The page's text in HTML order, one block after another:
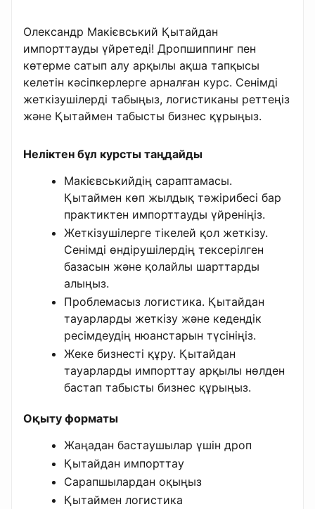
Олександр Макієвський Қытайдан
импорттауды үйретеді! Дропшиппинг пен
көтерме сатып алу арқылы ақша тапқысы
келетін кәсіпкерлерге арналған курс. Сенімді
жеткізушілерді табыңыз, логистиканы реттеңіз
және Қытаймен табысты бизнес құрыңыз.
Неліктен бұл курсты таңдайды
Макієвськийдің сараптамасы.
Қытаймен көп жылдық тәжірибесі бар
практиктен импорттауды үйреніңіз.
Жеткізушілерге тікелей қол жеткізу.
Сенімді өндірушілердің тексерілген
базасын және қолайлы шарттарды
алыңыз.
Проблемасыз логистика. Қытайдан
тауарларды жеткізу және кедендік
ресімдеудің нюанстарын түсініңіз.
Жеке бизнесті құру. Қытайдан
тауарларды импорттау арқылы нөлден
бастап табысты бизнес құрыңыз.
Оқыту форматы
Жаңадан бастаушылар үшін дроп
Қытайдан импорттау
Сарапшылардан оқыңыз
Қытаймен логистика